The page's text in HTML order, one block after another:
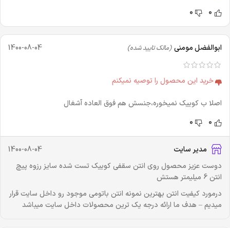
0
0
ابوالفضل مومنی (مالک تایید شده) 1400-08-04
خرید این محصول را توصیه نمیکنم
اصلا ب کوییک نمیخوره،جنسش هم فوق العاده آشغال
0
0
مدیر سایت
1400-08-04
دوست عزیز محصول روی انتن سقفی کوییک تست شده سایز رزوه پیچ
انتن 6 میلیمتر هستش
درمورد کیفیت انتن بهترین نمونه انتن باتومی موجود رو داخل سایت قرار
میدیم – هدف ما ارائه درجه یک ترین محصولات داخل سایت میباشد